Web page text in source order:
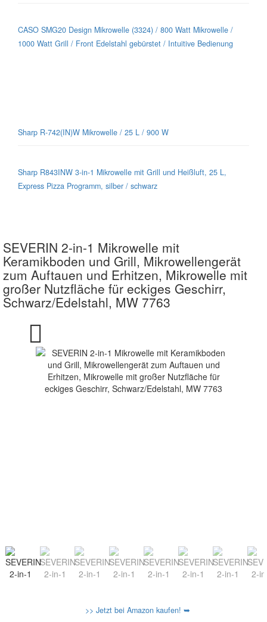
CASO SMG20 Design Mikrowelle (3324) / 800 Watt Mikrowelle /
1000 Watt Grill / Front Edelstahl gebürstet / Intuitive Bedienung
Sharp R-742(IN)W Mikrowelle / 25 L / 900 W
Sharp R843INW 3-in-1 Mikrowelle mit Grill und Heißluft, 25 L,
Express Pizza Programm, silber / schwarz
SEVERIN 2-in-1 Mikrowelle mit
Keramikboden und Grill, Mikrowellengerät
zum Auftauen und Erhitzen, Mikrowelle mit
großer Nutzfläche für eckiges Geschirr,
Schwarz/Edelstahl, MW 7763
>> Jetzt bei Amazon kaufen! ➥